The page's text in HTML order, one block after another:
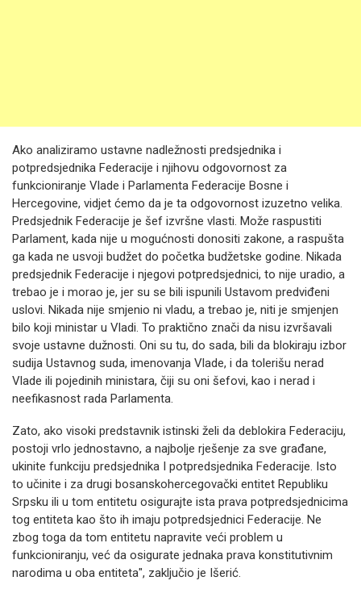
Ako analiziramo ustavne nadležnosti predsjednika i
potpredsjednika Federacije i njihovu odgovornost za
funkcioniranje Vlade i Parlamenta Federacije Bosne i
Hercegovine, vidjet ćemo da je ta odgovornost izuzetno velika.
Predsjednik Federacije je šef izvršne vlasti. Može raspustiti
Parlament, kada nije u mogućnosti donositi zakone, a raspušta
ga kada ne usvoji budžet do početka budžetske godine. Nikada
predsjednik Federacije i njegovi potpredsjednici, to nije uradio, a
trebao je i morao je, jer su se bili ispunili Ustavom predviđeni
uslovi. Nikada nije smjenio ni vladu, a trebao je, niti je smjenjen
bilo koji ministar u Vladi. To praktično znači da nisu izvršavali
svoje ustavne dužnosti. Oni su tu, do sada, bili da blokiraju izbor
sudija Ustavnog suda, imenovanja Vlade, i da tolerišu nerad
Vlade ili pojedinih ministara, čiji su oni šefovi, kao i nerad i
neefikasnost rada Parlamenta.
Zato, ako visoki predstavnik istinski želi da deblokira Federaciju,
postoji vrlo jednostavno, a najbolje rješenje za sve građane,
ukinite funkciju predsjednika I potpredsjednika Federacije. Isto
to učinite i za drugi bosanskohercegovački entitet Republiku
Srpsku ili u tom entitetu osigurajte ista prava potpredsjednicima
tog entiteta kao što ih imaju potpredsjednici Federacije. Ne
zbog toga da tom entitetu napravite veći problem u
funkcioniranju, već da osigurate jednaka prava konstitutivnim
narodima u oba entiteta", zaključio je Išerić.